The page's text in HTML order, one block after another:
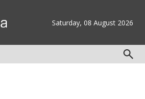
Saturday, 08 August 2026